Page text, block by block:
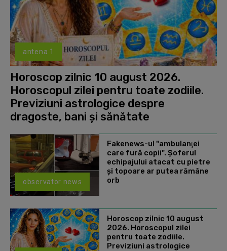
antena 1
Horoscop zilnic 10 august 2026.
Horoscopul zilei pentru toate zodiile.
Previziuni astrologice despre
dragoste, bani și sănătate
observator news
Fakenews-ul "ambulanţei
care fură copii". Şoferul
echipajului atacat cu pietre
şi topoare ar putea rămâne
orb
Horoscop zilnic 10 august
2026. Horoscopul zilei
pentru toate zodiile.
Previziuni astrologice